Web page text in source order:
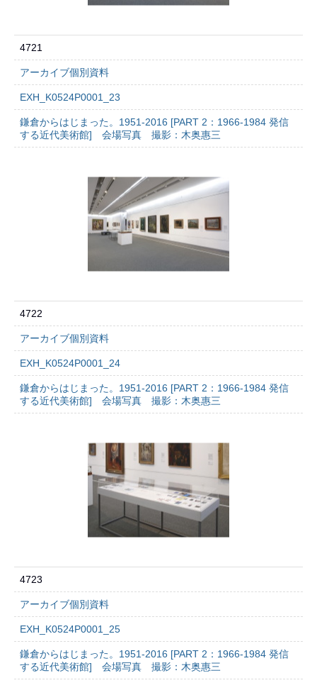
4721
アーカイブ個別資料
EXH_K0524P0001_23
鎌倉からはじまった。1951-2016 [PART 2：1966-1984 発信
する近代美術館] 会場写真 撮影：木奥惠三
4722
アーカイブ個別資料
EXH_K0524P0001_24
鎌倉からはじまった。1951-2016 [PART 2：1966-1984 発信
する近代美術館] 会場写真 撮影：木奥惠三
4723
アーカイブ個別資料
EXH_K0524P0001_25
鎌倉からはじまった。1951-2016 [PART 2：1966-1984 発信
する近代美術館] 会場写真 撮影：木奥惠三